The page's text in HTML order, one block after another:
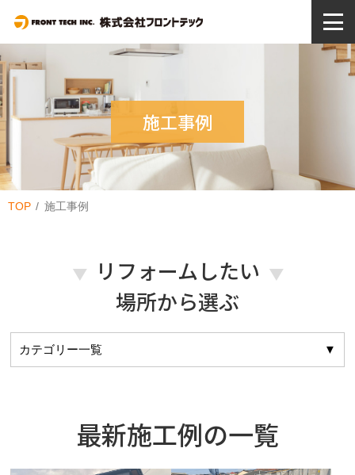
施工事例
TOP 施工事例
リフォームしたい
場所から選ぶ
カテゴリー一覧 ▼
最新施工例の一覧